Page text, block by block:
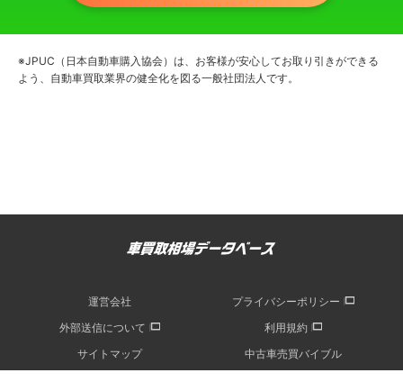
※JPUC（日本自動車購入協会）は、お客様が安心してお取り引きができる
よう、自動車買取業界の健全化を図る一般社団法人です。
運営会社
プライバシーポリシー
外部送信について
利用規約
サイトマップ
中古車売買バイブル